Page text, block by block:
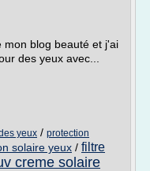
mon blog beauté et j'ai
des yeux avec...
yeux / protection
solaire yeux / filtre
creme solaire